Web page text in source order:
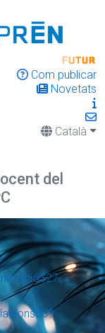
Com publicar
Novetats
Català
del
327
639